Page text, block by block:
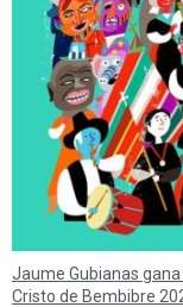
Jaume Gubianas
Cristo de Bembibre